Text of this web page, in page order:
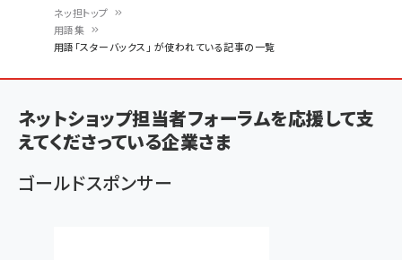
ン
く
ず
ネッ担トップ
用語集
用語「スターバックス」 が使われている記事の一覧
ネットショップ担当者フォーラムを応援して支
えてくださっている企業さま
ゴールドスポンサー